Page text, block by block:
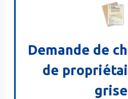
Demande de
de
grise